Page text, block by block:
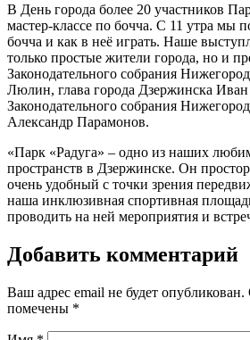
В День города более 20 участников
мастер-классе по бочча. С 11 утра мы
бочча и как в неё играть. Наше
только простые жители города, но и
Законодательного собрания
Люлин, глава города Дзержинска
Законодательного собрания
Александр Парамонов.
«Парк «Радуга» – одно из наших
пространств в Дзержинске. Он
очень удобный с точки зрения
наша инклюзивная спортивная
проводить на ней мероприятия и
Добавить комментарий
Ваш адрес email не будет опубликован.
помечены *